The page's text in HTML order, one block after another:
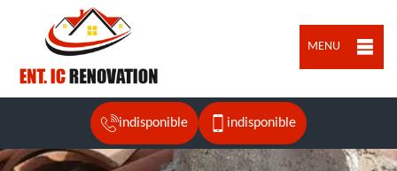
MENU
indisponible indisponible